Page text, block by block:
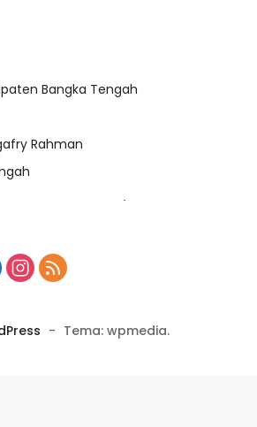
Bangka Tengah
Rahman
- Tema: wpmedia.